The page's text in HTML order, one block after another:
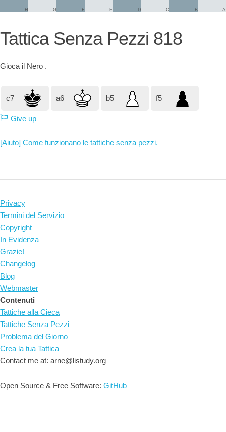
A
B
C
D
E
F
G
H
Tattica Senza Pezzi 818
Gioca il Nero .
c7 a6 b5 f5
Give up
[Aiuto] Come funzionano le tattiche senza pezzi.
Privacy
Termini del Servizio
Copyright
In Evidenza
Grazie!
Changelog
Blog
Webmaster
Contenuti
Tattiche alla Cieca
Tattiche Senza Pezzi
Problema del Giorno
Crea la tua Tattica
Contact me at: arne@listudy.org
Open Source & Free Software: GitHub